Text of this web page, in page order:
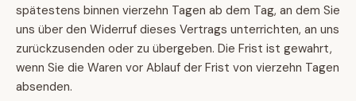
spätestens binnen vierzehn Tagen ab dem Tag, an dem Sie
uns über den Widerruf dieses Vertrags unterrichten, an uns
zurückzusenden oder zu übergeben. Die Frist ist gewahrt,
wenn Sie die Waren vor Ablauf der Frist von vierzehn Tagen
absenden.